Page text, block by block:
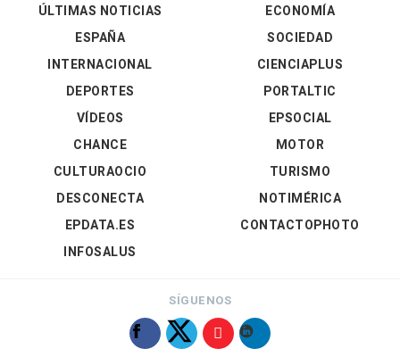
ÚLTIMAS NOTICIAS
ESPAÑA
INTERNACIONAL
DEPORTES
VÍDEOS
ECONOMÍA
SOCIEDAD
CIENCIAPLUS
PORTALTIC
EPSOCIAL
CHANCE
CULTURAOCIO
DESCONECTA
EPDATA.ES
INFOSALUS
MOTOR
TURISMO
NOTIMÉRICA
CONTACTOPHOTO
SÍGUENOS